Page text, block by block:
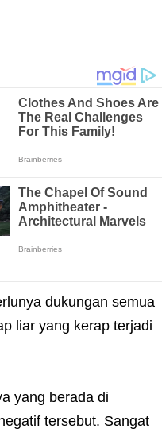
dukungan semua
liar yang kerap terjadi
yang berada di
tersebut. Sangat